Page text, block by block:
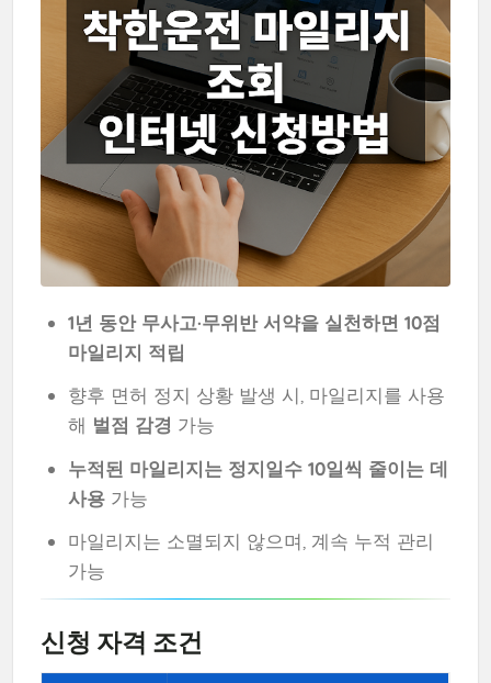
1년 동안 무사고·무위반 서약을 실천하면 10점
마일리지 적립
향후 면허 정지 상황 발생 시, 마일리지를 사용
해 벌점 감경 가능
누적된 마일리지는 정지일수 10일씩 줄이는 데
사용가능
마일리지는 소멸되지 않으며, 계속 누적 관리
가능
신청 자격 조건